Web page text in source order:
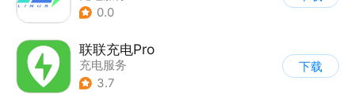
0.0
联联充电Pro
充电服务
3.7
下载